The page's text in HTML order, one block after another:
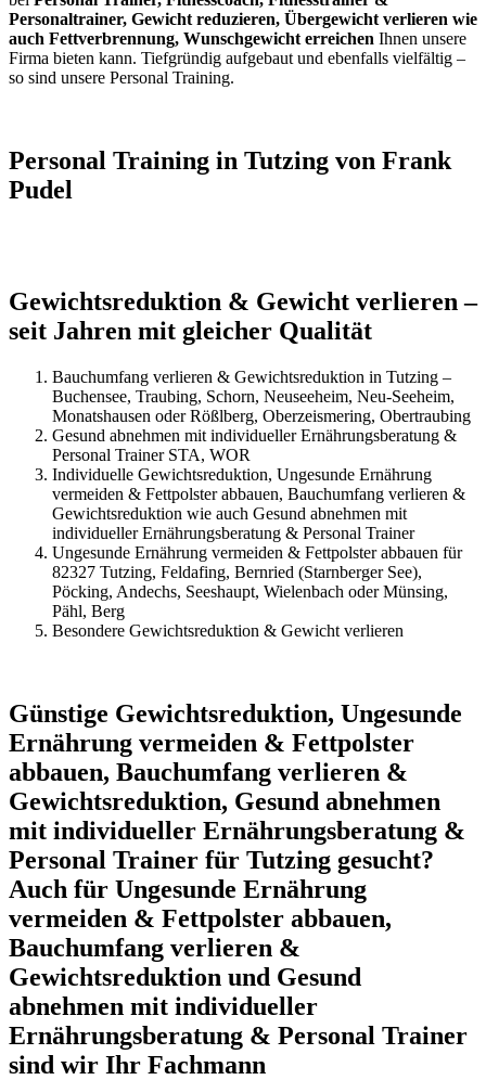
Personaltrainer, Gewicht reduzieren, Übergewicht verlieren wie
auch Fettverbrennung, Wunschgewicht erreichen Ihnen unsere
Firma bieten kann. Tiefgründig aufgebaut und ebenfalls vielfältig –
so sind unsere Personal Training.
Personal Training in Tutzing von Frank
Pudel
Gewichtsreduktion & Gewicht verlieren –
seit Jahren mit gleicher Qualität
Bauchumfang verlieren & Gewichtsreduktion in Tutzing –
Buchensee, Traubing, Schorn, Neuseeheim, Neu-Seeheim,
Monatshausen oder Rößlberg, Oberzeismering, Obertraubing
Gesund abnehmen mit individueller Ernährungsberatung &
Personal Trainer STA, WOR
Individuelle Gewichtsreduktion, Ungesunde Ernährung
vermeiden & Fettpolster abbauen, Bauchumfang verlieren &
Gewichtsreduktion wie auch Gesund abnehmen mit
individueller Ernährungsberatung & Personal Trainer
Ungesunde Ernährung vermeiden & Fettpolster abbauen für
82327 Tutzing, Feldafing, Bernried (Starnberger See),
Pöcking, Andechs, Seeshaupt, Wielenbach oder Münsing,
Pähl, Berg
Besondere Gewichtsreduktion & Gewicht verlieren
Günstige Gewichtsreduktion, Ungesunde
Ernährung vermeiden & Fettpolster
abbauen, Bauchumfang verlieren &
Gewichtsreduktion, Gesund abnehmen
mit individueller Ernährungsberatung &
Personal Trainer für Tutzing gesucht?
Auch für Ungesunde Ernährung
vermeiden & Fettpolster abbauen,
Bauchumfang verlieren &
Gewichtsreduktion und Gesund
abnehmen mit individueller
Ernährungsberatung & Personal Trainer
sind wir Ihr Fachmann